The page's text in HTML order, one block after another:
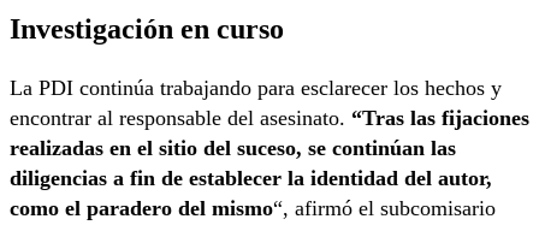
Investigación en curso
La PDI continúa trabajando para esclarecer los hechos y
encontrar al responsable del asesinato. “Tras las fijaciones
realizadas en el sitio del suceso, se continúan las
diligencias a fin de establecer la identidad del autor,
como el paradero del mismo“, afirmó el subcomisario